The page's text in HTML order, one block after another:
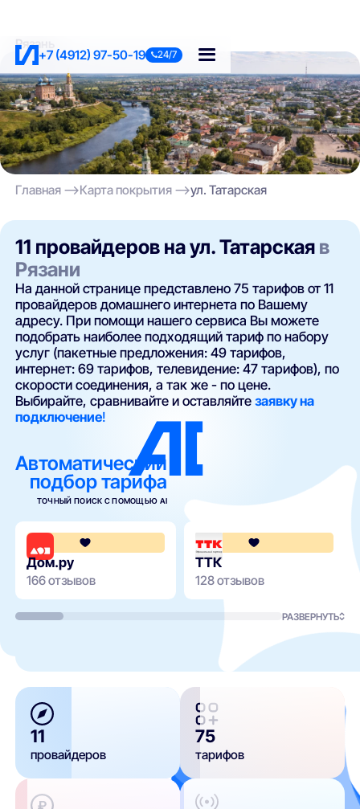
+7 (4912) 97-50-19 24/7
Рязань
Главная Карта покрытия ул. Татарская
11 провайдеров на ул. Татарская в
Рязани
На данной странице представлено 75 тарифов от 11
провайдеров домашнего интернета по Вашему
адресу. При помощи нашего сервиса Вы можете
подобрать наиболее подходящий тариф по набору
услуг (пакетные предложения: 49 тарифов,
интернет: 69 тарифов, телевидение: 47 тарифов), по
скорости соединения, а так же - по цене.
Выбирайте, сравнивайте и оставляйтезаявку на
подключение!
Автоматический
подбор тарифа
ТОЧНЫЙ ПОИСК С ПОМОЩЬЮ AI
4.3
Дом.ру
166 отзывов
ТТК
128 отзывов
РАЗВЕРНУТЬ
11
провайдеров
75
тарифов